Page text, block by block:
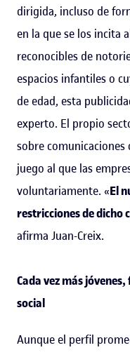
dirigida, incluso de
en la que se los incita
reconocibles de
espacios infantiles o
de edad, esta
experto. El propio
sobre comunicaciones
juego al que las
voluntariamente. «El
restricciones de dicho
afirma Juan-Creix.
Cada vez más
social
Aunque el perfil